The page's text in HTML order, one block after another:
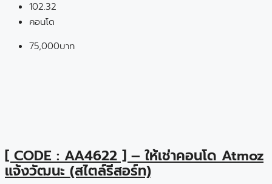
102.32
คอนโด
75,000บาท
[ CODE : AA4622 ] – ให้เช่าคอนโด Atmoz
แจ้งวัฒนะ (สไตล์รีสอร์ท)